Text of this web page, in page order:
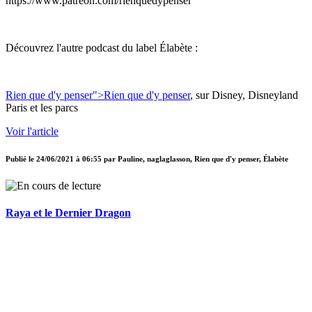
Découvrez l'autre podcast du label Élabète :
Rien que d'y penser">Rien que d'y penser, sur Disney, Disneyland
Paris et les parcs
Voir l'article
Publié le 24/06/2021 à 06:55 par Pauline, naglaglasson, Rien que d'y penser, Élabète
Raya et le Dernier Dragon